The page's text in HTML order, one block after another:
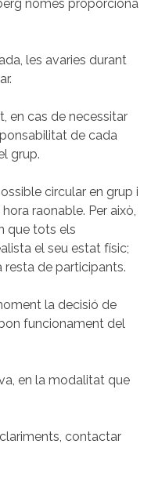
només proporciona
les avaries durant
en cas de necessitar
de cada
grup.
circular en grup i
raonable. Per això,
que tots els
el seu estat físic;
de participants.
la decisió de
bon funcionament del
en la modalitat que
contactar